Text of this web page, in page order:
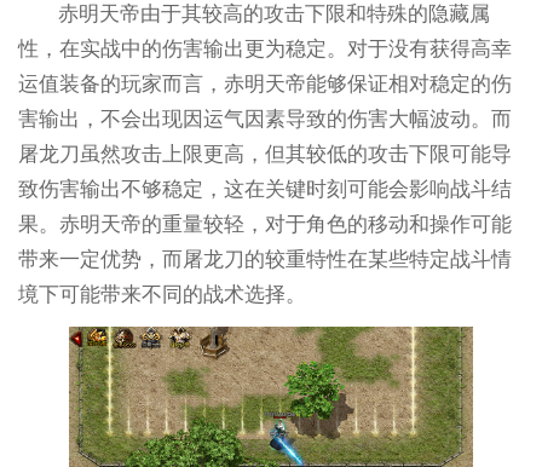
赤明天帝由于其较高的攻击下限和特殊的隐藏属
性，在实战中的伤害输出更为稳定。对于没有获得高幸
运值装备的玩家而言，赤明天帝能够保证相对稳定的伤
害输出，不会出现因运气因素导致的伤害大幅波动。而
屠龙刀虽然攻击上限更高，但其较低的攻击下限可能导
致伤害输出不够稳定，这在关键时刻可能会影响战斗结
果。赤明天帝的重量较轻，对于角色的移动和操作可能
带来一定优势，而屠龙刀的较重特性在某些特定战斗情
境下可能带来不同的战术选择。